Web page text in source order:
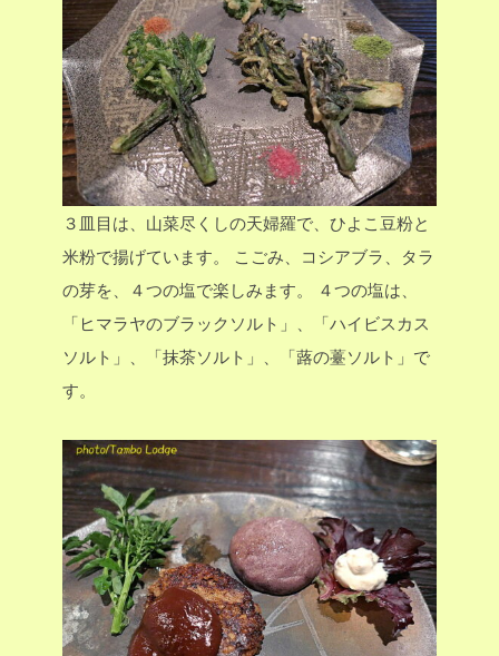
３皿目は、山菜尽くしの天婦羅で、ひよこ豆粉と
米粉で揚げています。
こごみ、コシアブラ、タラ
の芽を、４つの塩で楽しみます。
４つの塩は、
「ヒマラヤのブラックソルト」、「ハイビスカス
ソルト」、「抹茶ソルト」、「蕗の薹ソルト」で
す。